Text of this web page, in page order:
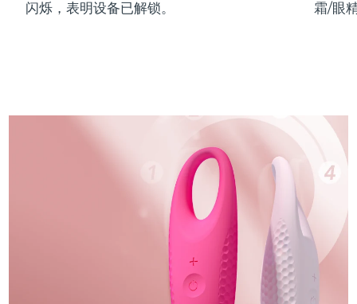
闪烁，表明设备已解锁。 霜/眼